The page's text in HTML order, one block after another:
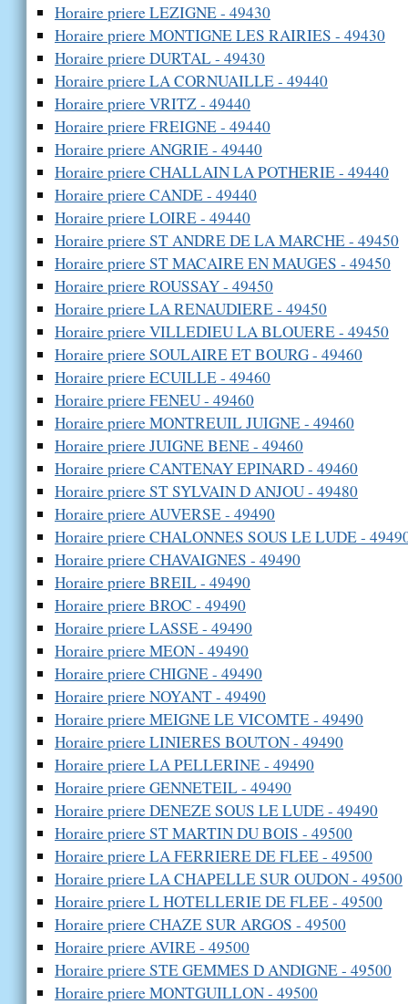
Horaire priere LEZIGNE - 49430
Horaire priere MONTIGNE LES RAIRIES - 49430
Horaire priere DURTAL - 49430
Horaire priere LA CORNUAILLE - 49440
Horaire priere VRITZ - 49440
Horaire priere FREIGNE - 49440
Horaire priere ANGRIE - 49440
Horaire priere CHALLAIN LA POTHERIE - 49440
Horaire priere CANDE - 49440
Horaire priere LOIRE - 49440
Horaire priere ST ANDRE DE LA MARCHE - 49450
Horaire priere ST MACAIRE EN MAUGES - 49450
Horaire priere ROUSSAY - 49450
Horaire priere LA RENAUDIERE - 49450
Horaire priere VILLEDIEU LA BLOUERE - 49450
Horaire priere SOULAIRE ET BOURG - 49460
Horaire priere ECUILLE - 49460
Horaire priere FENEU - 49460
Horaire priere MONTREUIL JUIGNE - 49460
Horaire priere JUIGNE BENE - 49460
Horaire priere CANTENAY EPINARD - 49460
Horaire priere ST SYLVAIN D ANJOU - 49480
Horaire priere AUVERSE - 49490
Horaire priere CHALONNES SOUS LE LUDE -
Horaire priere CHAVAIGNES - 49490
Horaire priere BREIL - 49490
Horaire priere BROC - 49490
Horaire priere LASSE - 49490
Horaire priere MEON - 49490
Horaire priere CHIGNE - 49490
Horaire priere NOYANT - 49490
Horaire priere MEIGNE LE VICOMTE - 49490
Horaire priere LINIERES BOUTON - 49490
Horaire priere LA PELLERINE - 49490
Horaire priere GENNETEIL - 49490
Horaire priere DENEZE SOUS LE LUDE - 49490
Horaire priere ST MARTIN DU BOIS - 49500
Horaire priere LA FERRIERE DE FLEE - 49500
Horaire priere LA CHAPELLE SUR OUDON - 49500
Horaire priere L HOTELLERIE DE FLEE - 49500
Horaire priere CHAZE SUR ARGOS - 49500
Horaire priere AVIRE - 49500
Horaire priere STE GEMMES D ANDIGNE - 49500
Horaire priere MONTGUILLON - 49500